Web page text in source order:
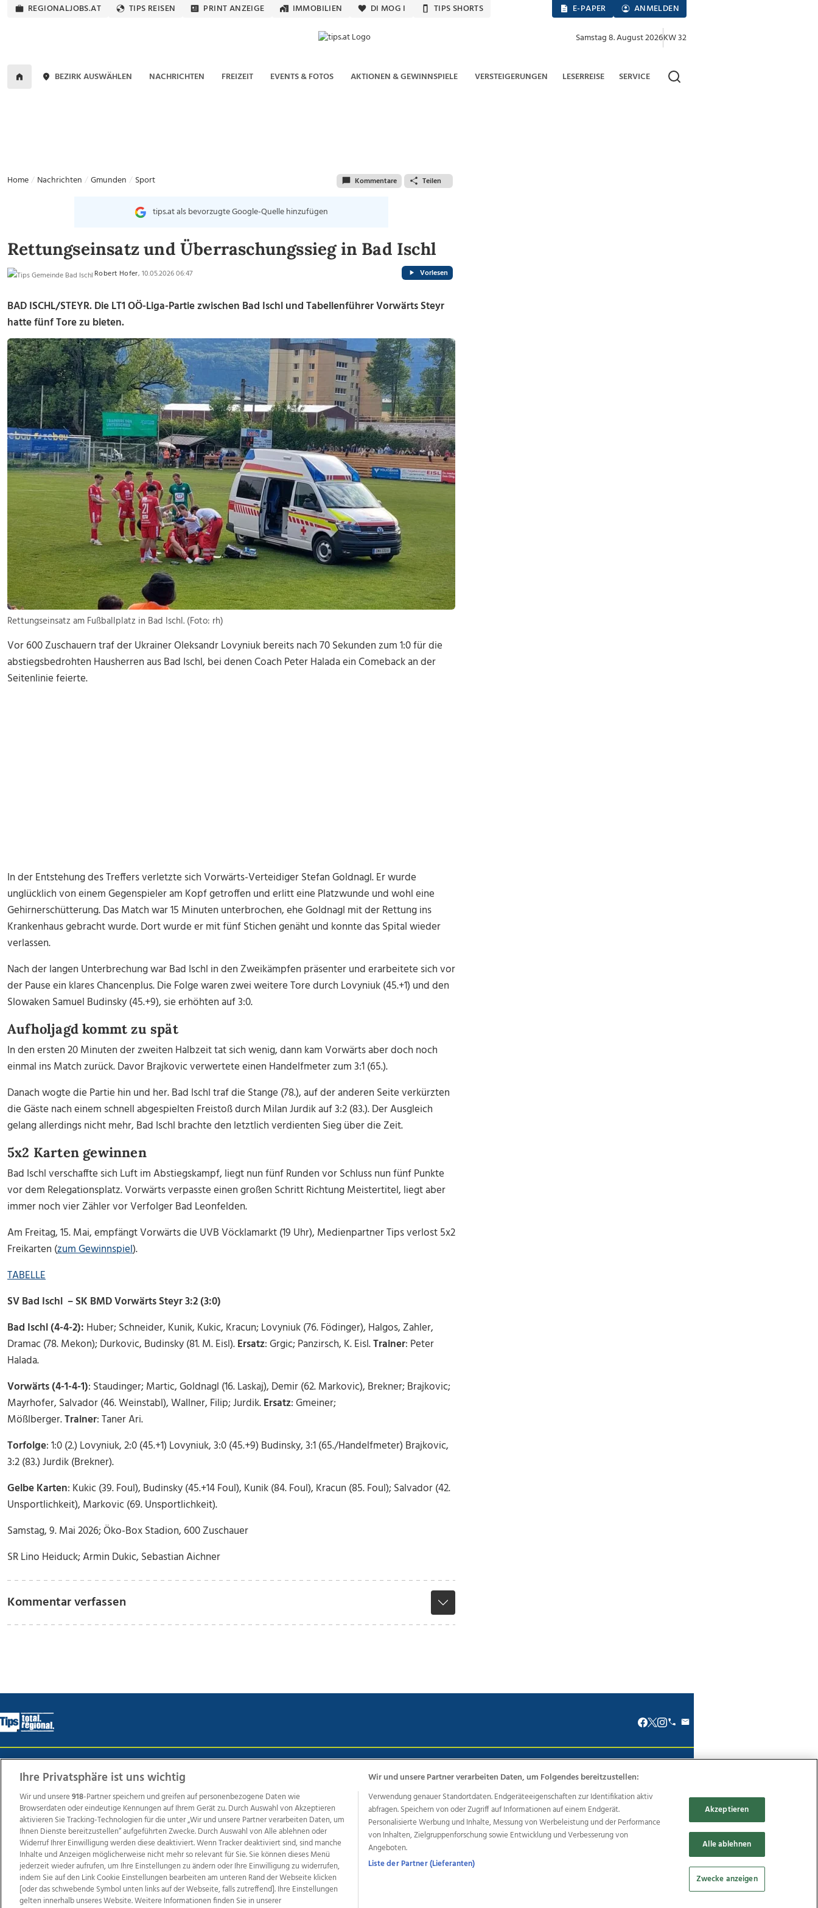
REGIONALJOBS.AT TIPS REISEN PRINT ANZEIGE IMMOBILIEN DI MOG I TIPS SHORTS E-PAPER ANMELDEN
Samstag 8. August 2026KW 32
BEZIRK AUSWÄHLEN NACHRICHTEN FREIZEIT EVENTS & FOTOS AKTIONEN & GEWINNSPIELE VERSTEIGERUNGEN LESERREISE SERVICE
Home Nachrichten Gmunden Sport Kommentare Teilen
tips.at als bevorzugte Google-Quelle hinzufügen
Rettungseinsatz und Überraschungssieg in Bad Ischl
Robert Hofer, 10.05.2026 06:47 Vorlesen
BAD ISCHL/STEYR. Die LT1 OÖ-Liga-Partie zwischen Bad Ischl und Tabellenführer Vorwärts Steyr
hatte fünf Tore zu bieten.
Rettungseinsatz am Fußballplatz in Bad Ischl. (Foto: rh)
Vor 600 Zuschauern traf der Ukrainer Oleksandr Lovyniuk bereits nach 70 Sekunden zum 1:0 für die
abstiegsbedrohten Hausherren aus Bad Ischl, bei denen Coach Peter Halada ein Comeback an der
Seitenlinie feierte.
In der Entstehung des Treffers verletzte sich Vorwärts-Verteidiger Stefan Goldnagl. Er wurde
unglücklich von einem Gegenspieler am Kopf getroffen und erlitt eine Platzwunde und wohl eine
Gehirnerschütterung. Das Match war 15 Minuten unterbrochen, ehe Goldnagl mit der Rettung ins
Krankenhaus gebracht wurde. Dort wurde er mit fünf Stichen genäht und konnte das Spital wieder
verlassen.
Nach der langen Unterbrechung war Bad Ischl in den Zweikämpfen präsenter und erarbeitete sich vor
der Pause ein klares Chancenplus. Die Folge waren zwei weitere Tore durch Lovyniuk (45.+1) und den
Slowaken Samuel Budinsky (45.+9), sie erhöhten auf 3:0.
Aufholjagd kommt zu spät
In den ersten 20 Minuten der zweiten Halbzeit tat sich wenig, dann kam Vorwärts aber doch noch
einmal ins Match zurück. Davor Brajkovic verwertete einen Handelfmeter zum 3:1 (65.).
Danach wogte die Partie hin und her. Bad Ischl traf die Stange (78.), auf der anderen Seite verkürzten
die Gäste nach einem schnell abgespielten Freistoß durch Milan Jurdik auf 3:2 (83.). Der Ausgleich
gelang allerdings nicht mehr, Bad Ischl brachte den letztlich verdienten Sieg über die Zeit.
5x2 Karten gewinnen
Bad Ischl verschaffte sich Luft im Abstiegskampf, liegt nun fünf Runden vor Schluss nun fünf Punkte
vor dem Relegationsplatz. Vorwärts verpasste einen großen Schritt Richtung Meistertitel, liegt aber
immer noch vier Zähler vor Verfolger Bad Leonfelden.
Am Freitag, 15. Mai, empfängt Vorwärts die UVB Vöcklamarkt (19 Uhr), Medienpartner Tips verlost 5x2
Freikarten (zum Gewinnspiel).
TABELLE
SV Bad Ischl – SK BMD Vorwärts Steyr 3:2 (3:0)
Bad Ischl (4-4-2): Huber; Schneider, Kunik, Kukic, Kracun; Lovyniuk (76. Födinger), Halgos, Zahler,
Dramac (78. Mekon); Durkovic, Budinsky (81. M. Eisl).Ersatz:Grgic; Panzirsch, K. Eisl.Trainer: Peter
Halada.
Vorwärts (4-1-4-1): Staudinger; Martic, Goldnagl (16. Laskaj), Demir (62. Markovic), Brekner; Brajkovic;
Mayrhofer, Salvador (46. Weinstabl), Wallner, Filip; Jurdik.Ersatz:Gmeiner;
Mößlberger.Trainer: Taner Ari.
Torfolge:1:0 (2.) Lovyniuk, 2:0 (45.+1) Lovyniuk, 3:0 (45.+9) Budinsky, 3:1 (65./Handelfmeter) Brajkovic,
3:2 (83.) Jurdik (Brekner).
Gelbe Karten: Kukic (39. Foul), Budinsky (45.+14 Foul), Kunik (84. Foul), Kracun (85. Foul); Salvador (42.
Unsportlichkeit), Markovic (69. Unsportlichkeit).
Samstag, 9. Mai 2026; Öko-Box Stadion, 600 Zuschauer
SR Lino Heiduck; Armin Dukic, Sebastian Aichner
Kommentar verfassen
Wir über uns Mediadaten Kontakt AGB Anzeigekunden AGB Website Ehrenkodex Politische Werbung
Weitere Angebote des Medienhauses Wimmer
TV1 di-mog-i.at OÖNow Ischler Woche Life Radio OÖNachrichten OÖN Immobilien OÖN Karriere OÖN Reise
Promenaden Galerien
Regionaljobs
wasistlos.at wirtrauern.at
Ihre Privatsphäre ist uns wichtig
Wir und unsere918-Partner speichern und greifen auf personenbezogene Daten wie
Browserdaten oder eindeutige Kennungen auf Ihrem Gerät zu. Durch Auswahl von Akzeptieren
aktivieren Sie Tracking-Technologien für die unter „Wir und unsere Partner verarbeiten Daten, um
Ihnen Dienste bereitzustellen“ aufgeführten Zwecke. Durch Auswahl von Alle ablehnen oder
Widerruf Ihrer Einwilligung werden diese deaktiviert. Wenn Tracker deaktiviert sind, sind manche
Inhalte und Anzeigen möglicherweise nicht mehr so relevant für Sie. Sie können dieses Menü
jederzeit wieder aufrufen, um Ihre Einstellungen zu ändern oder Ihre Einwilligung zu widerrufen,
indem Sie auf den Link Cookie Einstellungen bearbeiten am unteren Rand der Webseite klicken
[oder das schwebende Symbol unten links auf der Webseite, falls zutreffend]. Ihre Einstellungen
gelten innerhalb unseres Website. Weitere Informationen finden Sie in unserer
Wir und unsere Partner verarbeiten Daten, um Folgendes bereitzustellen:
Verwendung genauer Standortdaten. Endgeräteeigenschaften zur Identifikation aktiv
abfragen. Speichern von oder Zugriff auf Informationen auf einem Endgerät.
Personalisierte Werbung und Inhalte, Messung von Werbeleistung und der Performance
von Inhalten, Zielgruppenforschung sowie Entwicklung und Verbesserung von
Angeboten.
Liste der Partner (Lieferanten)
Akzeptieren
Alle ablehnen
Zwecke anzeigen